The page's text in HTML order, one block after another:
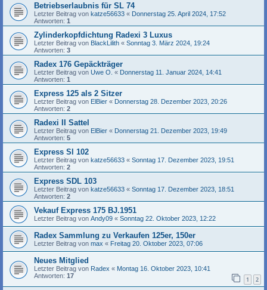
Betriebserlaubnis für SL 74
Letzter Beitrag von katze56633 « Donnerstag 25. April 2024, 17:52
Antworten: 1
Zylinderkopfdichtung Radexi 3 Luxus
Letzter Beitrag von BlackLilith « Sonntag 3. März 2024, 19:24
Antworten: 3
Radex 176 Gepäckträger
Letzter Beitrag von Uwe O. « Donnerstag 11. Januar 2024, 14:41
Antworten: 1
Express 125 als 2 Sitzer
Letzter Beitrag von ElBier « Donnerstag 28. Dezember 2023, 20:26
Antworten: 2
Radexi II Sattel
Letzter Beitrag von ElBier « Donnerstag 21. Dezember 2023, 19:49
Antworten: 5
Express Sl 102
Letzter Beitrag von katze56633 « Sonntag 17. Dezember 2023, 19:51
Antworten: 2
Express SDL 103
Letzter Beitrag von katze56633 « Sonntag 17. Dezember 2023, 18:51
Antworten: 2
Vekauf Express 175 BJ.1951
Letzter Beitrag von Andy09 « Sonntag 22. Oktober 2023, 12:22
Radex Sammlung zu Verkaufen 125er, 150er
Letzter Beitrag von max « Freitag 20. Oktober 2023, 07:06
Neues Mitglied
Letzter Beitrag von Radex « Montag 16. Oktober 2023, 10:41
Antworten: 17 1 2